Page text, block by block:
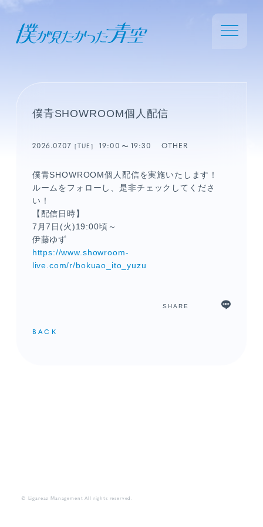
僕青SHOWROOM個人配信
2026.07.07 ［TUE］19:00 19:30 OTHER
僕青SHOWROOM個人配信を実施いたします！
ルームをフォローし、是非チェックしてくださ
い！
【配信日時】
7月7日(火)19:00頃～
伊藤ゆず
https://www.showroom-
live.com/r/bokuao_ito_yuzu
SHARE
BACK
© Ligareaz Management All rights reserved.